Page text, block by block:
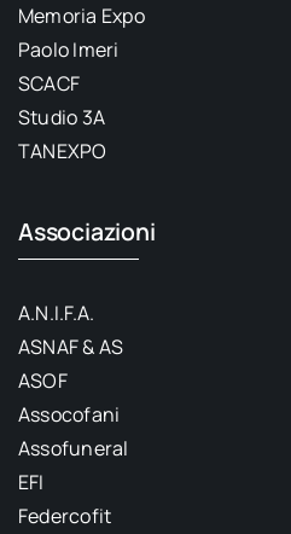
Memoria Expo
Paolo Imeri
SCACF
Studio 3A
TANEXPO
Associazioni
A.N.I.F.A.
ASNAF & AS
ASOF
Assocofani
Assofuneral
EFI
Federcofit